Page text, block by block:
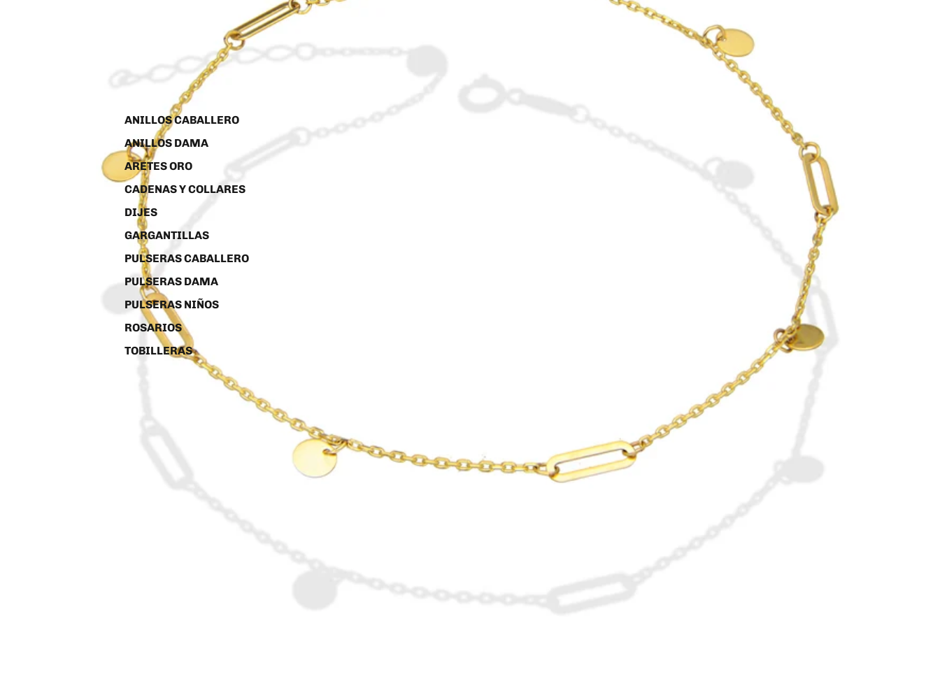
ANILLOS CABALLERO
ANILLOS DAMA
ARETES ORO
CADENAS Y COLLARES
DIJES
GARGANTILLAS
PULSERAS CABALLERO
PULSERAS DAMA
PULSERAS NIÑOS
ROSARIOS
TOBILLERAS